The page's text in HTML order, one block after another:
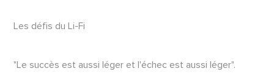
Les défis du Li-Fi
"Le succès est aussi léger et l'échec est aussi léger".